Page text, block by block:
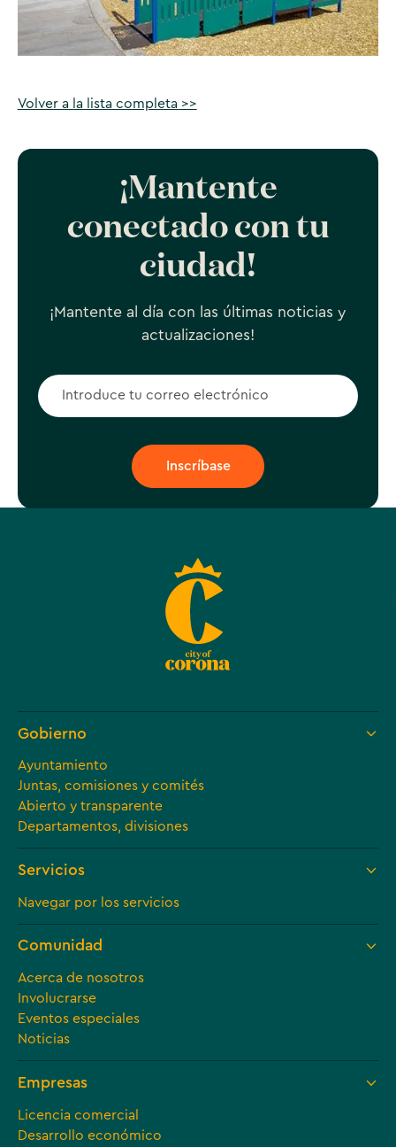
Volver a la lista completa >>
¡Mantente
conectado con tu
ciudad!
¡Mantente al día con las últimas noticias y
actualizaciones!
Gobierno
Ayuntamiento
Juntas, comisiones y comités
Abierto y transparente
Departamentos, divisiones
Servicios
Navegar por los servicios
Comunidad
Acerca de nosotros
Involucrarse
Eventos especiales
Noticias
Empresas
Licencia comercial
Desarrollo económico